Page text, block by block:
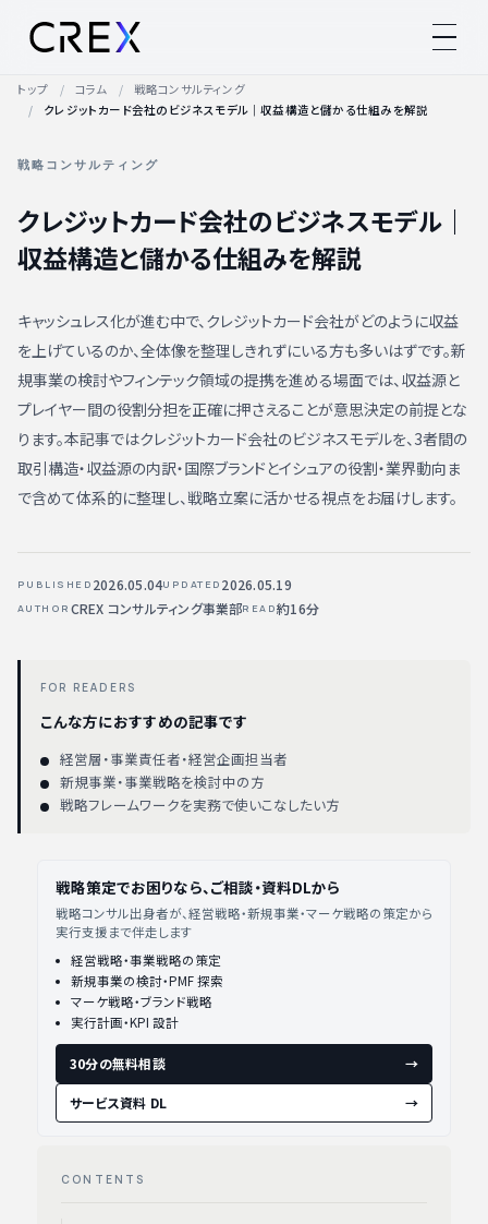
トップ コラム
戦略コンサルティング
クレジットカード会社のビジネスモデル｜収益構造と儲かる仕組みを解説
戦略コンサルティング
クレジットカード会社のビジネスモデル｜
収益構造と儲かる仕組みを解説
キャッシュレス化が進む中で、クレジットカード会社がどのように収益
を上げているのか、全体像を整理しきれずにいる方も多いはずです。新
規事業の検討やフィンテック領域の提携を進める場面では、収益源と
プレイヤー間の役割分担を正確に押さえることが意思決定の前提とな
ります。本記事ではクレジットカード会社のビジネスモデルを、3者間の
取引構造・収益源の内訳・国際ブランドとイシュアの役割・業界動向ま
で含めて体系的に整理し、戦略立案に活かせる視点をお届けします。
PUBLISHED 2026.05.04UPDATED 2026.05.19
AUTHOR CREX コンサルティング事業部READ約16分
FOR READERS
こんな方におすすめの記事です
経営層・事業責任者・経営企画担当者
新規事業・事業戦略を検討中の方
戦略フレームワークを実務で使いこなしたい方
戦略策定でお困りなら、ご相談・資料DLから
戦略コンサル出身者が、経営戦略・新規事業・マーケ戦略の策定から
実行支援まで伴走します
経営戦略・事業戦略の策定
新規事業の検討・PMF 探索
マーケ戦略・ブランド戦略
実行計画・KPI 設計
30分の無料相談 →
サービス資料 DL →
CONTENTS